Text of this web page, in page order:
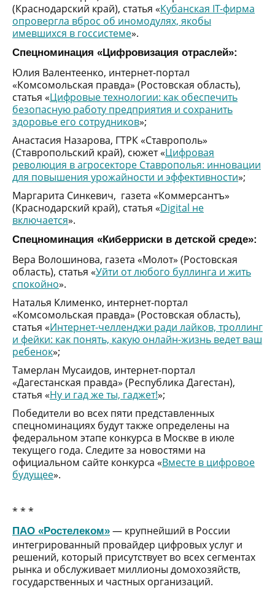
(Краснодарский край), статья «Кубанская IT-фирма
опровергла вброс об иномодулях, якобы
имевшихся в госсистеме».
Спецноминация «Цифровизация отраслей»:
Юлия Валентеенко, интернет-портал
«Комсомольская правда» (Ростовская область),
статья «Цифровые технологии: как обеспечить
безопасную работу предприятия и сохранить
здоровье его сотрудников»;
Анастасия Назарова, ГТРК «Ставрополь»
(Ставропольский край), сюжет «Цифровая
революция в агросекторе Ставрополья: инновации
для повышения урожайности и эффективности»;
Маргарита Синкевич, газета «Коммерсантъ»
(Краснодарский край), статья «Digital не
включается».
Спецноминация «Киберриски в детской среде»:
Вера Волошинова, газета «Молот» (Ростовская
область), статья «Уйти от любого буллинга и жить
спокойно».
Наталья Клименко, интернет-портал
«Комсомольская правда» (Ростовская область),
статья «Интернет-челленджи ради лайков, троллинг
и фейки: как понять, какую онлайн-жизнь ведет ваш
ребенок»;
Тамерлан Мусаидов, интернет-портал
«Дагестанская правда» (Республика Дагестан),
статья «Ну и гад же ты, гаджет!»;
Победители во всех пяти представленных
спецноминациях будут также определены на
федеральном этапе конкурса в Москве в июле
текущего года. Следите за новостями на
официальном сайте конкурса «Вместе в цифровое
будущее».
* * *
ПАО «Ростелеком» — крупнейший в России
интегрированный провайдер цифровых услуг и
решений, который присутствует во всех сегментах
рынка и обслуживает миллионы домохозяйств,
государственных и частных организаций.